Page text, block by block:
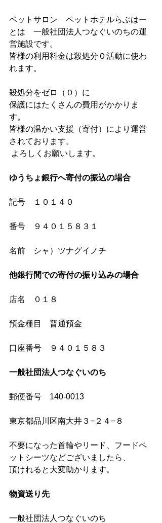
ペットサロン　ペットホテルらぶはー
とは　一般社団法人つなぐいのちの運
営施設です。
皆様の利用料金は殺処分０活動に使わ
れます。
殺処分をゼロ（０）に
保護にはたくさんの費用がかかりま
す。
皆様の温かい支援（寄付）により運営
されております。
よろしくお願いします。
ゆうちょ銀行へ寄付の振込の場合
記号　１０１４０
番号　９４０１５８３１
名前　シャ）ツナグイノチ
他銀行間での寄付の振り込みの場合
店名　０１８
預金種目　普通預金
口座番号　９４０１５８３
一般社団法人つなぐいのち
郵便番号　140-0013
東京都品川区南大井３−２４−８
不要になった首輪やリード、フードペ
ットシーツなどございましたら、
頂けれると大変助かります。
物資送り先
一般社団法人つなぐいのち